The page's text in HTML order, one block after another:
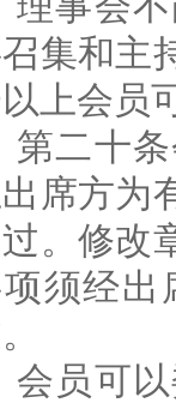
集和主
上会员
第二十条
席方为
。修改
须经出
。
会员可